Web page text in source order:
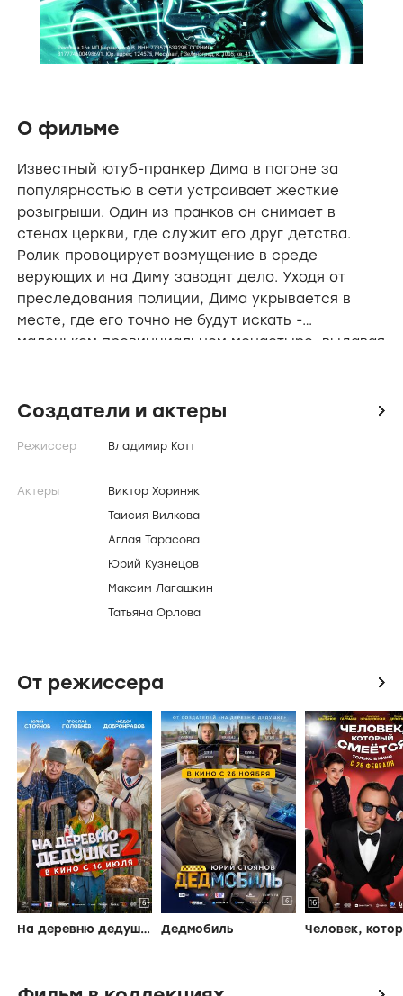
О фильме
Известный ютуб-пранкер Дима в погоне за
популярностью в сети устраивает жесткие
розыгрыши. Один из пранков он снимает в
стенах церкви, где служит его друг детства.
Ролик провоцирует возмущение в среде
верующих и на Диму заводят дело. Уходя от
преследования полиции, Дима укрывается в
месте, где его точно не будут искать -
маленьком провинциальном монастыре, выдавая
Создатели и актеры icon
Режиссер Владимир Котт
Актеры
Виктор Хориняк
Таисия Вилкова
Аглая Тарасова
Юрий Кузнецов
Максим Лагашкин
Татьяна Орлова
От режиссера icon
На деревню дедушке 2 Дедмобиль